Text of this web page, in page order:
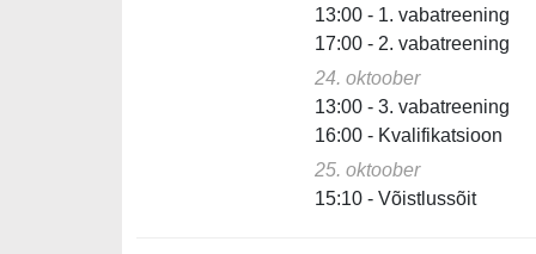
13:00 - 1. vabatreening
17:00 - 2. vabatreening
24. oktoober
13:00 - 3. vabatreening
16:00 - Kvalifikatsioon
25. oktoober
15:10 - Võistlussõit